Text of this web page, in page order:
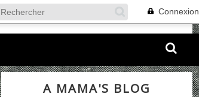
Connexion
A MAMA'S BLOG